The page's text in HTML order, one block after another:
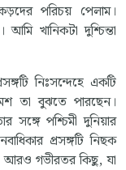
পরিচয় পেলাম।
খানিকটা দুশ্চিন্তা
নিঃসন্দেহে একটি
তা বুঝতে পারছেন।
সঙ্গে পশ্চিমী দুনিয়ার
প্রসঙ্গটি নিছক
আরও গভীরতর কিছু, যা